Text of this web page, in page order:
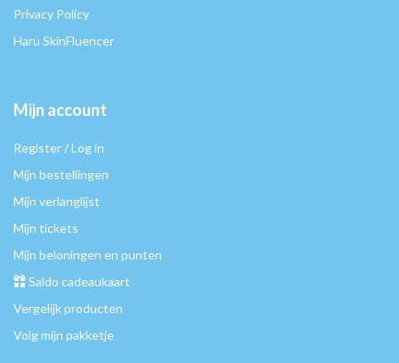
Privacy Policy
Haru SkinFluencer
Mijn account
Register / Log in
Mijn bestellingen
Mijn verlanglijst
Mijn tickets
Mijn beloningen en punten
Saldo cadeaukaart
Vergelijk producten
Volg mijn pakketje